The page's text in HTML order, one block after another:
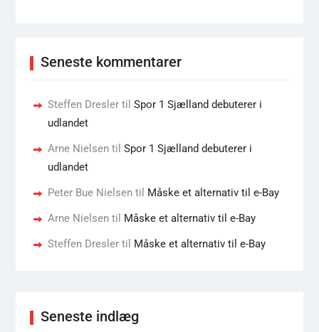
Seneste kommentarer
Steffen Dreslertil Spor 1 Sjælland debuterer i
udlandet
Arne Nielsentil Spor 1 Sjælland debuterer i
udlandet
Peter Bue Nielsentil Måske et alternativ til e-Bay
Arne Nielsentil Måske et alternativ til e-Bay
Steffen Dreslertil Måske et alternativ til e-Bay
Seneste indlæg